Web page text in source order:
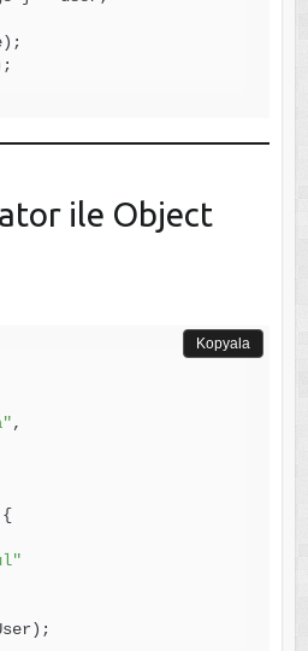
ile Object
,
{
Kopyala